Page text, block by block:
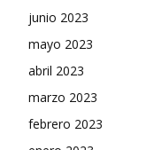
junio 2023
mayo 2023
abril 2023
marzo 2023
febrero 2023